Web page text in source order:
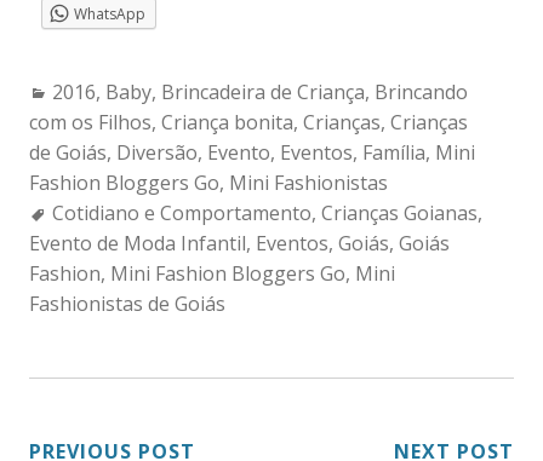
WhatsApp
Categories:
2016, Baby, Brincadeira de Criança, Brincando
com os Filhos, Criança bonita, Crianças, Crianças
de Goiás, Diversão, Evento, Eventos, Família, Mini
Fashion Bloggers Go, Mini Fashionistas
Tags:
Cotidiano e Comportamento, Crianças Goianas,
Evento de Moda Infantil, Eventos, Goiás, Goiás
Fashion, Mini Fashion Bloggers Go, Mini
Fashionistas de Goiás
PREVIOUS POST
NEXT POST